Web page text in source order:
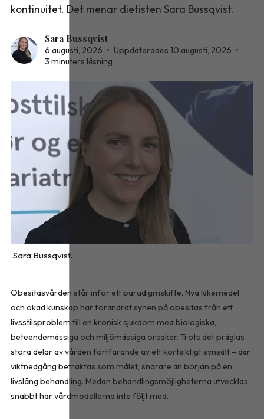
kontinuitet. Det menar dietisten Sara Bussqvist.
Sara Bussqvist
6 augusti, 2026 • Uppdaterades 10 augusti, 2026 •
3 minuters läsning
Sara Bussqvist.
Obesitasvården står inför ett paradigmskifte. Nya läkemedel
och ökad kunskap har förändrat synen på obesitas från ett
livsstilsproblem till en kronisk sjukdom med biologiska,
beteendemässiga och miljömässiga orsaker. Trots det präglas
stora delar av vården fortfarande av ett kortsiktigt synsätt – där
viktnedgång betraktas som målet, snarare än början på en
livslång behandling. Medan behandlingsmöjligheterna utvecklas
snabbt har vårdmodellerna inte följt med.